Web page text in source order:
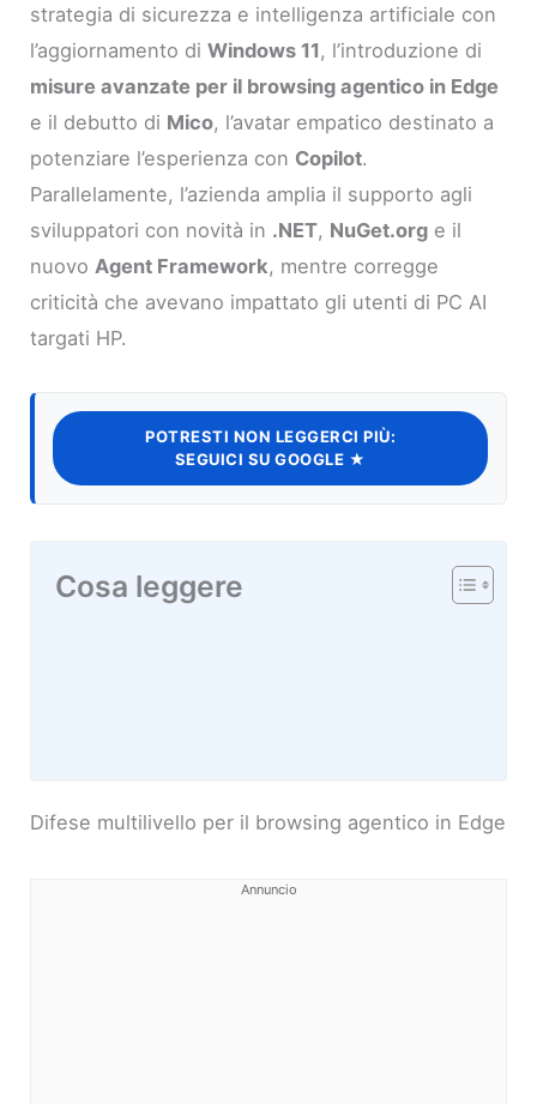
strategia di sicurezza e intelligenza artificiale con
l’aggiornamento diWindows 11 , l’introduzione di
misure avanzate per il browsing agentico in Edge
e il debutto di Mico, l’avatar empatico destinato a
potenziare l’esperienza con Copilot.
Parallelamente, l’azienda amplia il supporto agli
sviluppatori con novità in .NET, NuGet.org e il
nuovo Agent Framework, mentre corregge
criticità che avevano impattato gli utenti di PC AI
targati HP.
POTRESTI NON LEGGERCI PIÙ:
SEGUICI SU GOOGLE ★
Cosa leggere
Difese multilivello per il browsing agentico in Edge
Annuncio